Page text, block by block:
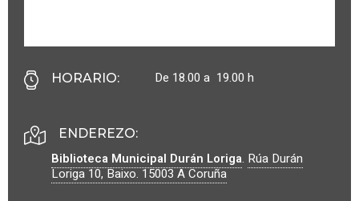
HORARIO: De 18.00 a 19.00 h
ENDEREZO:
Biblioteca Municipal Durán Loriga. Rúa Durán
Loriga 10, Baixo.15003A Coruña